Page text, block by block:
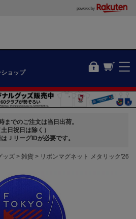
powered by
ョップ
までのご注文は当日出荷。
土日祝日は除く）
ＪリーグIDが必要です。
ッズ 雑貨 リボンマグネット メタリック'26